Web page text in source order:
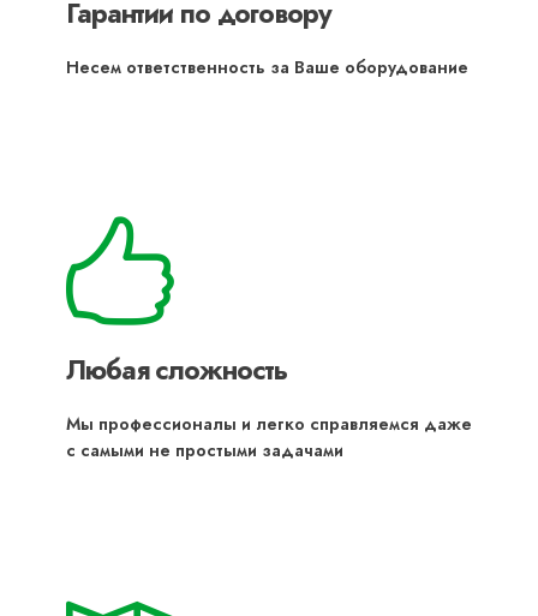
Гарантии по договору
Несем ответственность за Ваше оборудование
Любая сложность
Мы профессионалы и легко справляемся даже
с самыми не простыми задачами